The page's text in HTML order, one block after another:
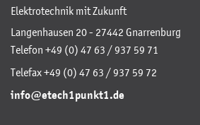
Elektrotechnik mit Zukunft
Langenhausen 20 - 27442 Gnarrenburg
Telefon +49 (0) 47 63 / 937 59 71
Telefax +49 (0) 47 63 / 937 59 72
info@etech1punkt1.de